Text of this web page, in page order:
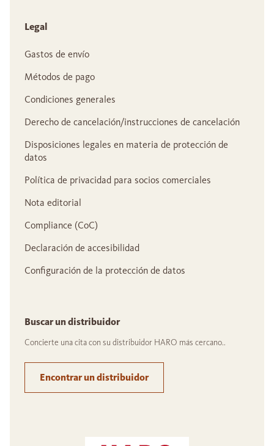
Legal
Gastos de envío
Métodos de pago
Condiciones generales
Derecho de cancelación/instrucciones de cancelación
Disposiciones legales en materia de protección de
datos
Política de privacidad para socios comerciales
Nota editorial
Compliance (CoC)
Declaración de accesibilidad
Configuración de la protección de datos
Buscar un distribuidor
Concierte una cita con su distribuidor HARO más cercano..
Encontrar un distribuidor